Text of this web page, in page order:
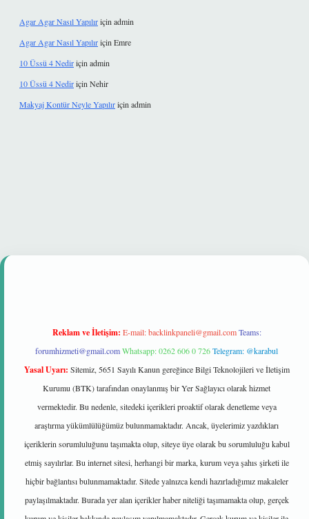
Agar Agar Nasıl Yapılıriçin admin
Agar Agar Nasıl Yapılıriçin Emre
10 Üssü 4 Nediriçin admin
10 Üssü 4 Nediriçin Nehir
Makyaj Kontür Neyle Yapılıriçin admin
Reklam ve İletişim: E-mail:backlinkpaneli@gmail.com Teams:
forumhizmeti@gmail.comWhatsapp: 0262 606 0 726Telegram: @karabul
Yasal Uyarı: Sitemiz, 5651 Sayılı Kanun gereğince Bilgi Teknolojileri ve İletişim
Kurumu (BTK) tarafından onaylanmış bir Yer Sağlayıcı olarak hizmet
vermektedir. Bu nedenle, sitedeki içerikleri proaktif olarak denetleme veya
araştırma yükümlülüğümüz bulunmamaktadır. Ancak, üyelerimiz yazdıkları
içeriklerin sorumluluğunu taşımakta olup, siteye üye olarak bu sorumluluğu kabul
etmiş sayılırlar. Bu internet sitesi, herhangi bir marka, kurum veya şahıs şirketi ile
hiçbir bağlantısı bulunmamaktadır. Sitede yalnızca kendi hazırladığımız makaleler
paylaşılmaktadır. Burada yer alan içerikler haber niteliği taşımamakta olup, gerçek